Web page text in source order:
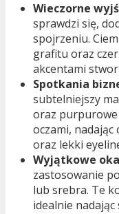
Wieczorne
sprawdzi się,
spojrzeniu.
grafitu oraz
akcentami
Spotkania
subtelniejszy
oraz
oczami, nadając
oraz lekki
Wyjątkowe
zastosowanie
lub srebra. Te
idealnie